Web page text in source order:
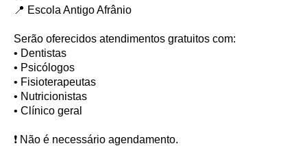
📍 Escola Antigo Afrânio
Serão oferecidos atendimentos gratuitos com:
• Dentistas
• Psicólogos
• Fisioterapeutas
• Nutricionistas
• Clínico geral
❗ Não é necessário agendamento.